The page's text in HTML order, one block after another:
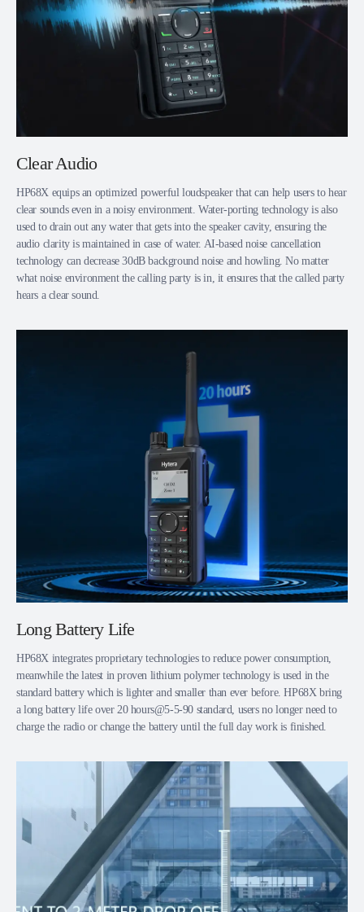
Clear Audio
HP68X equips an optimized powerful loudspeaker that can help users to hear
clear sounds even in a noisy environment. Water-porting technology is also
used to drain out any water that gets into the speaker cavity, ensuring the
audio clarity is maintained in case of water. AI-based noise cancellation
technology can decrease 30dB background noise and howling. No matter
what noise environment the calling party is in, it ensures that the called party
hears a clear sound.
Long Battery Life
HP68X integrates proprietary technologies to reduce power consumption,
meanwhile the latest in proven lithium polymer technology is used in the
standard battery which is lighter and smaller than ever before. HP68X bring
a long battery life over 20 hours@5-5-90 standard, users no longer need to
charge the radio or change the battery until the full day work is finished.